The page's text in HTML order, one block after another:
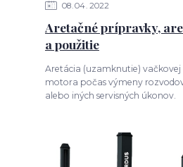
08 04 2022
Aretačné prípravky,
a použitie
Aretácia (uzamknutie) vačkovej
motora počas výmeny
alebo iných servisných úkonov.